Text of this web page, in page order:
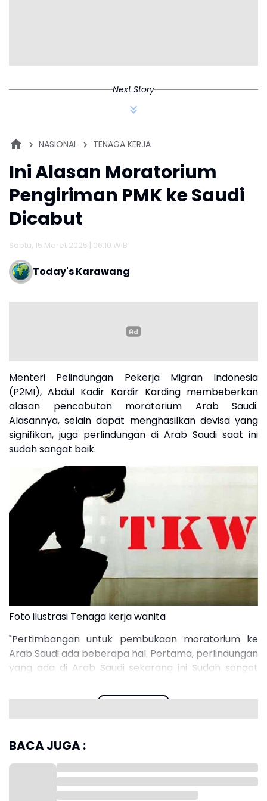
Next Story
NASIONAL TENAGA KERJA
Ini Alasan Moratorium
Pengiriman PMK ke Saudi
Dicabut
Sabtu, 15 Maret 2025 | 06:10 WIB
Today's Karawang
Menteri Pelindungan Pekerja Migran Indonesia
(P2MI), Abdul Kadir Kardir Karding membeberkan
alasan pencabutan moratorium Arab Saudi.
Alasannya, selain dapat menghasilkan devisa yang
signifikan, juga perlindungan di Arab Saudi saat ini
sudah sangat baik.
Foto ilustrasi Tenaga kerja wanita
"Pertimbangan untuk pembukaan moratorium ke
Arab Saudi ada beberapa hal. Pertama, perlindungan
yang ada di Arab Saudi sekarang ini Sudah sangat
Karding melanjutkan, Arab Saudi juga sudah
menyempakati gaji minimal terendah 1,5 jita riyal.
BACA JUGA :